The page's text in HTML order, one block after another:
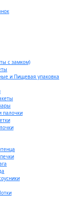
с замком)
и Пищевая упаковка
палочки